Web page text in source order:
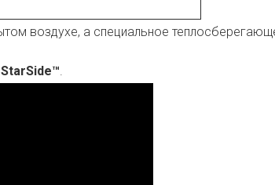
воздухе, а специальное
StarSide™